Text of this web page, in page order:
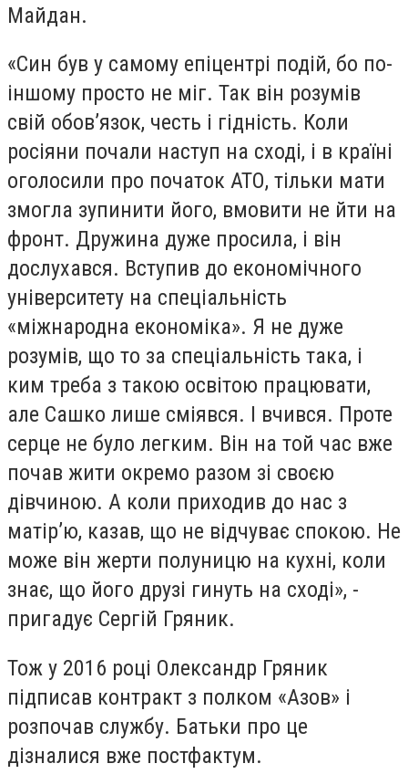
Майдан.
«Син був у самому епіцентрі подій, бо по-
іншому просто не міг. Так він розумів
свій обов’язок, честь і гідність. Коли
росіяни почали наступ на сході, і в країні
оголосили про початок АТО, тільки мати
змогла зупинити його, вмовити не йти на
фронт. Дружина дуже просила, і він
дослухався. Вступив до економічного
університету на спеціальність
«міжнародна економіка». Я не дуже
розумів, що то за спеціальність така, і
ким треба з такою освітою працювати,
але Сашко лише сміявся. І вчився. Проте
серце не було легким. Він на той час вже
почав жити окремо разом зі своєю
дівчиною. А коли приходив до нас з
матір’ю, казав, що не відчуває спокою. Не
може він жерти полуницю на кухні, коли
знає, що його друзі гинуть на сході», -
пригадує Сергій Гряник.
Тож у 2016 році Олександр Гряник
підписав контракт з полком «Азов» і
розпочав службу. Батьки про це
дізналися вже постфактум.